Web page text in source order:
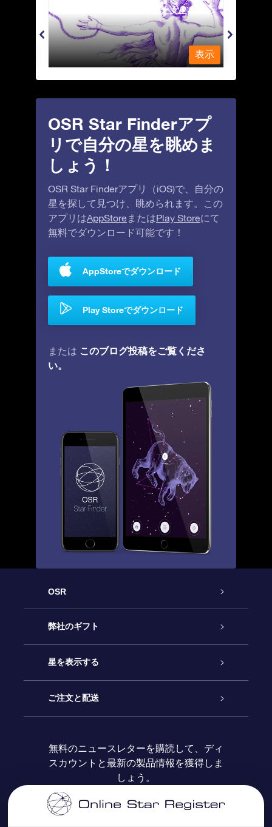
Andromeda - 鎖で縛られた女座
表示
OSR Star Finderアプ
リで自分の星を眺めま
しょう！
OSR Star Finderアプリ（iOS)で、自分の
星を探して見つけ、眺められます。この
アプリはAppStore またはPlay Storeにて
無料でダウンロード可能です！
AppStoreでダウンロード
Play Storeでダウンロード
または このブログ投稿をご覧くださ
い。
OSR
カスタマーサービス
お問い合わせ
ブログ
レビュー
弊社のギフト
Online Starギフト
OSRギフトパック
OSR ギフトカード
法人ギフト
星を表示する
星の登録
カスタマイズされたStar Page
One Million Stars
ご注文と配送
お支払いに関する情報
配送に関する情報
無料のニュースレターを購読して、ディ
スカウントと最新の製品情報を獲得しま
しょう。